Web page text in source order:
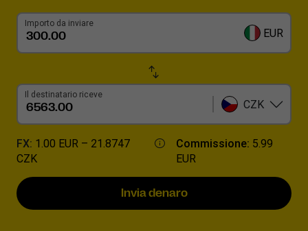
Importo da inviare
EUR
Il destinatario riceve
CZK
FX: 1.00 EUR – 21.8747
CZK
Commissione: 5.99
EUR
Invia denaro